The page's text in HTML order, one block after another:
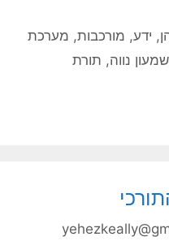
, ידע, מורכבות, מערכת
שמעון נווה, תורת